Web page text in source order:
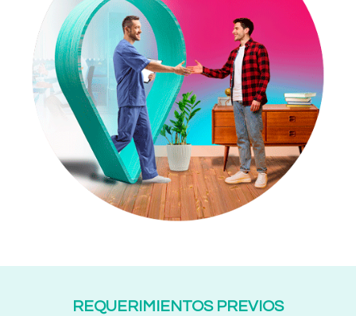
REQUERIMIENTOS PREVIOS